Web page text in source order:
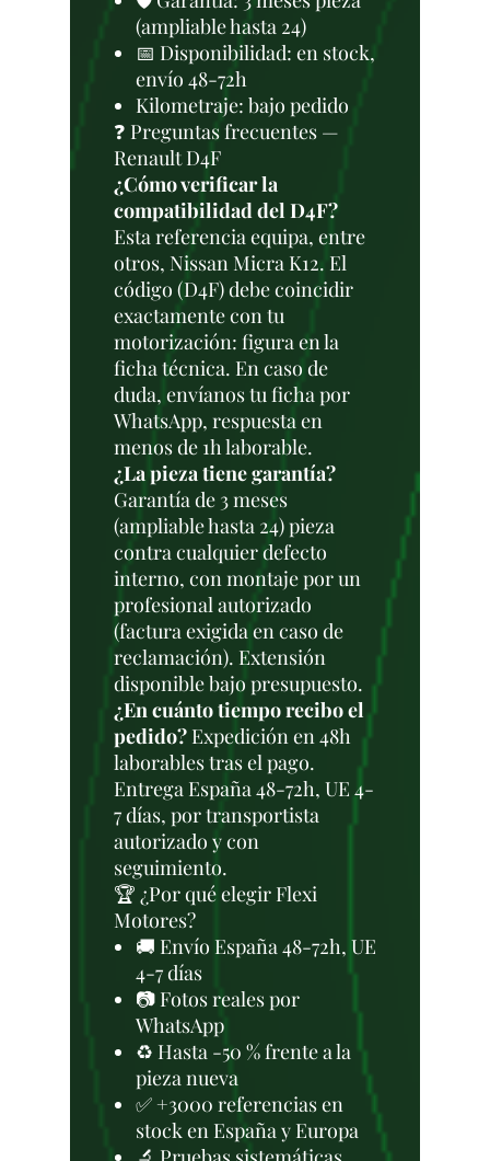
(ampliable hasta 24)
📅 Disponibilidad: en stock,
envío 48-72h
Kilometraje: bajo pedido
❓ Preguntas frecuentes —
Renault D4F
¿Cómo verificar la
compatibilidad del D4F?
Esta referencia equipa, entre
otros, Nissan Micra K12. El
código (D4F) debe coincidir
exactamente con tu
motorización: figura en la
ficha técnica. En caso de
duda, envíanos tu ficha por
WhatsApp, respuesta en
menos de 1h laborable.
¿La pieza tiene garantía?
Garantía de 3 meses
(ampliable hasta 24) pieza
contra cualquier defecto
interno, con montaje por un
profesional autorizado
(factura exigida en caso de
reclamación). Extensión
disponible bajo presupuesto.
¿En cuánto tiempo recibo el
pedido? Expedición en 48h
laborables tras el pago.
Entrega España 48-72h, UE 4-
7 días, por transportista
autorizado y con
seguimiento.
🏆 ¿Por qué elegir Flexi
Motores?
🚚 Envío España 48-72h, UE
4-7 días
📷 Fotos reales por
WhatsApp
♻️ Hasta -50 % frente a la
pieza nueva
✅ +3000 referencias en
stock en España y Europa